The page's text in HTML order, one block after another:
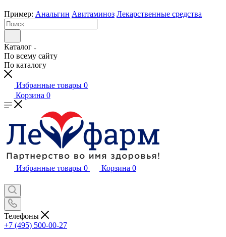
Пример: Анальгин Авитаминоз Лекарственные средства
Каталог
По всему сайту
По каталогу
Избранные товары 0
Корзина 0
Избранные товары 0 Корзина 0
Телефоны
+7 (495) 500-00-27